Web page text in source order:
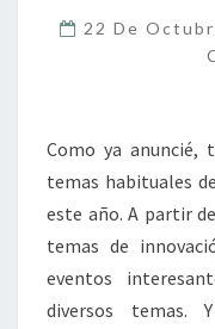
22 De
Como ya
temas habituales
este año. A partir
temas de
eventos
diversos temas.